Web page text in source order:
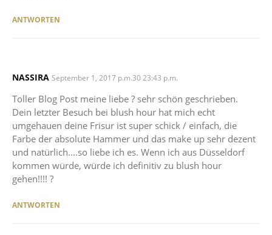
ANTWORTEN
NASSIRA SAYS:
September 1, 2017 p.m.30 23:43 p.m.
Toller Blog Post meine liebe ? sehr schön geschrieben.
Dein letzter Besuch bei blush hour hat mich echt
umgehauen deine Frisur ist super schick / einfach, die
Farbe der absolute Hammer und das make up sehr dezent
und natürlich….so liebe ich es. Wenn ich aus Düsseldorf
kommen würde, würde ich definitiv zu blush hour
gehen!!!! ?
ANTWORTEN